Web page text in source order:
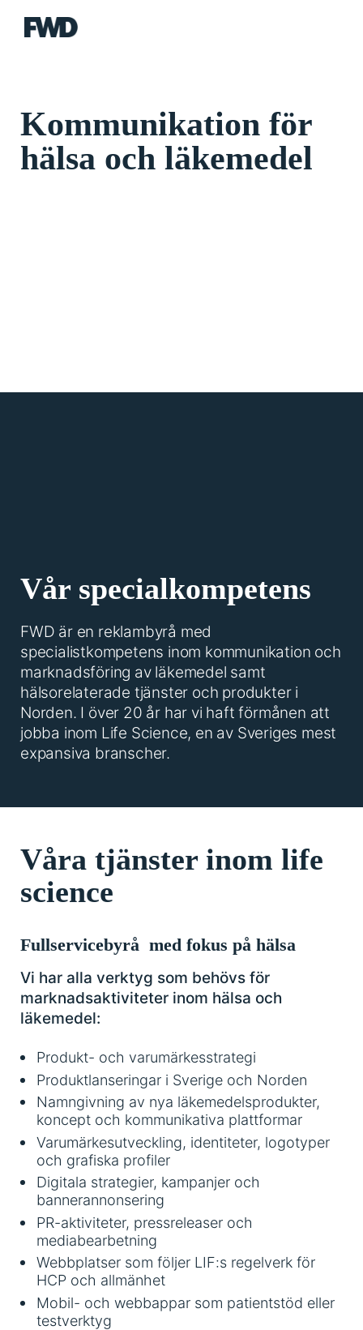
FWD
Kommunikation för
hälsa och läkemedel
Vår specialkompetens
FWD är en reklambyrå med
specialistkompetens inom kommunikation och
marknadsföring av läkemedel samt
hälsorelaterade tjänster och produkter i
Norden. I över 20 år har vi haft förmånen att
jobba inom Life Science, en av Sveriges mest
expansiva branscher.
Våra tjänster inom life
science
Fullservicebyrå med fokus på hälsa
Vi har alla verktyg som behövs för
marknadsaktiviteter inom hälsa och
läkemedel:
Produkt- och varumärkesstrategi
Produktlanseringar i Sverige och Norden
Namngivning av nya läkemedelsprodukter,
koncept och kommunikativa plattformar
Varumärkesutveckling, identiteter, logotyper
och grafiska profiler
Digitala strategier, kampanjer och
bannerannonsering
PR-aktiviteter, pressreleaser och
mediabearbetning
Webbplatser som följer LIF:s regelverk för
HCP och allmänhet
Mobil- och webbappar som patientstöd eller
testverktyg